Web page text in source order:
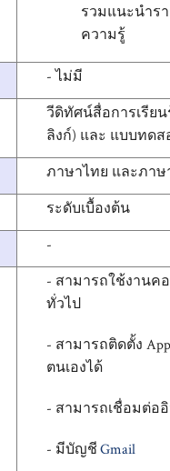
รวมแนะนำร
ความรู้
- ไม่มี
วีดิทัศน์สื่อการเรีย
ลิงก์) และ แบบทด
ภาษาไทย และภาษ
ระดับเบื้องต้น
-
- สามารถใช้งานค
ทั่วไป
- สามารถติดตั้ง
ตนเองได้
- สามารถเชื่อมต่อ
- มีบัญชีGmail